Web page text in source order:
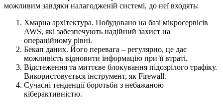
можливим завдяки налагодженій системі, до неї входять:
Хмарна архітектура. Побудовано на базі мікросервісів
AWS, які забезпечують надійний захист на
операційному рівні.
Бекап даних. Його перевага – регулярно, це дає
можливість відновити інформацію при її втраті.
Відстеження та миттєве блокування підозрілого трафіку.
Використовується інструмент, як Firewall.
Сучасні тенденції боротьби з небажаною
кіберактивністю.